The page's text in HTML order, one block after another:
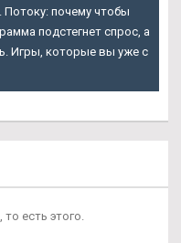
почему чтобы
подстегнет спрос, а
Игры, которые вы уже с
то есть этого.